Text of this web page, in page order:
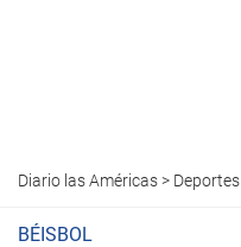
Diario las Américas> Deportes
BÉISBOL